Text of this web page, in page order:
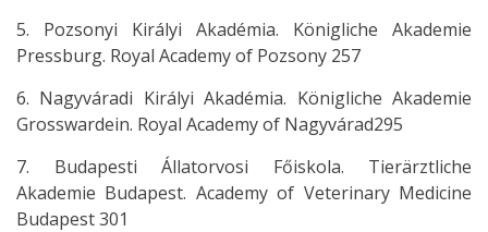
5. Pozsonyi Királyi Akadémia. Königliche Akademie
Pressburg. Royal Academy of Pozsony 257
6. Nagyváradi Királyi Akadémia. Königliche Akademie
Grosswardein. Royal Academy of Nagyvárad295
7. Budapesti Állatorvosi Főiskola. Tierärztliche
Akademie Budapest. Academy of Veterinary Medicine
Budapest 301